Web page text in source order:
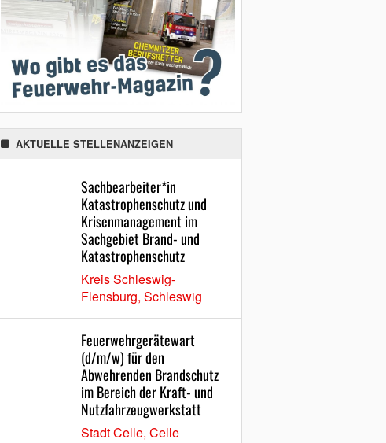
AKTUELLE STELLENANZEIGEN
Sachbearbeiter*in
Katastrophenschutz und
Krisenmanagement im
Sachgebiet Brand- und
Katastrophenschutz
Kreis Schleswig-
Flensburg, Schleswig
Feuerwehrgerätewart
(d/m/w) für den
Abwehrenden Brandschutz
im Bereich der Kraft- und
Nutzfahrzeugwerkstatt
Stadt Celle, Celle